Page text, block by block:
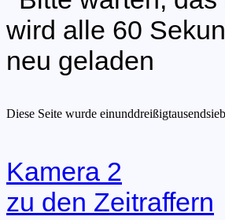
Kamera 2
zu den Zeitraffern